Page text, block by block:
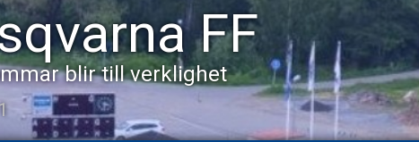
FF
blir till verklighet